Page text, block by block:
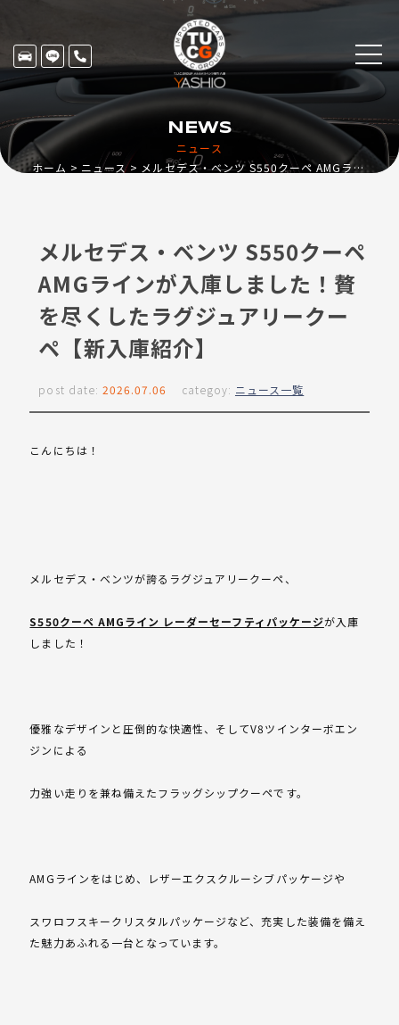
ニュース
NEWS
ホーム ニュース メルセデス・ベンツ S550クーペ AMGラインが入庫しました！贅を尽くしたラグジュアリークーペ【新入庫紹介】
メルセデス・ベンツ S550クーペ
AMGラインが入庫しました！贅
を尽くしたラグジュアリークー
ペ【新入庫紹介】
post date: 2026.07.06 categoy: ニュース一覧
こんにちは！
メルセデス・ベンツが誇るラグジュアリークーペ、
S550クーペ AMGライン レーダーセーフティパッケージが入庫
しました！
優雅なデザインと圧倒的な快適性、そしてV8ツインターボエン
ジンによる
力強い走りを兼ね備えたフラッグシップクーペです。
AMGラインをはじめ、レザーエクスクルーシブパッケージや
スワロフスキークリスタルパッケージなど、充実した装備を備え
た魅力あふれる一台となっています。